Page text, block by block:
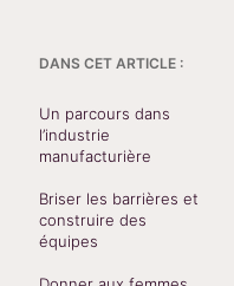
DANS CET ARTICLE :
Un parcours dans
l’industrie
manufacturière
Briser les barrières et
construire des
équipes